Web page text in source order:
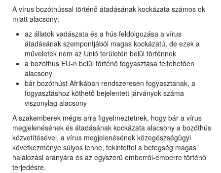
A vírus bozóthússal történő átadásának kockázata számos ok
miatt alacsony:
az állatok vadászata és a hús feldolgozása a vírus
átadásának szempontjából magas kockázatú, de ezek a
műveletek nem az Unió területén belül történnek
a bozóthús EU-n belül történő fogyasztása feltehetően
alacsony
bár bozóthúst Afrikában rendszeresen fogyasztanak, a
fogyasztáshoz köthető bejelentett járványok száma
viszonylag alacsony
A szakemberek mégis arra figyelmeztetnek, hogy bár a vírus
megjelenésének és átadásának kockázata alacsony a bozóthús
közvetítésével, a vírus megjelenésének közegészségügyi
következménye súlyos lenne, tekintettel a betegség magas
halálozási arányára és az egyszerű emberről-emberre történő
terjedésre.